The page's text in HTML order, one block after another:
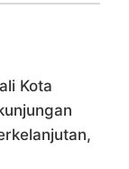
Kota